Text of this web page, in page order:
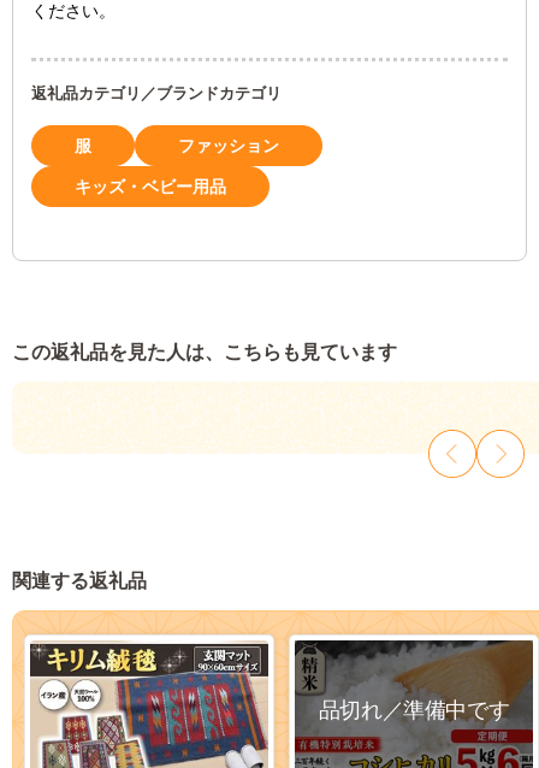
ください。
返礼品カテゴリ／ブランドカテゴリ
服 ファッション
キッズ・ベビー用品
この返礼品を見た人は、こちらも見ています
関連する返礼品
品切れ／準備中です